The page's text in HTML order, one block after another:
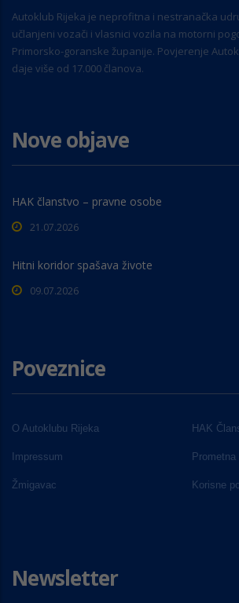
Autoklub Rijeka je neprofitna i nestranačka
učlanjeni vozači i vlasnici vozila na motorni
Primorsko-goranske županije. Povjerenje
daje više od 17.000 članova.
Nove objave
HAK članstvo – pravne osobe
21.07.2026
Hitni koridor spašava živote
09.07.2026
Poveznice
O Autoklubu Rijeka HAK
Impressum
Žmigavac Korisne
Newsletter